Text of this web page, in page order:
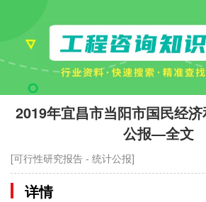
2019年宜昌市当阳市国民经
公报—全文
[可行性研究报告 - 统计公报]
详情